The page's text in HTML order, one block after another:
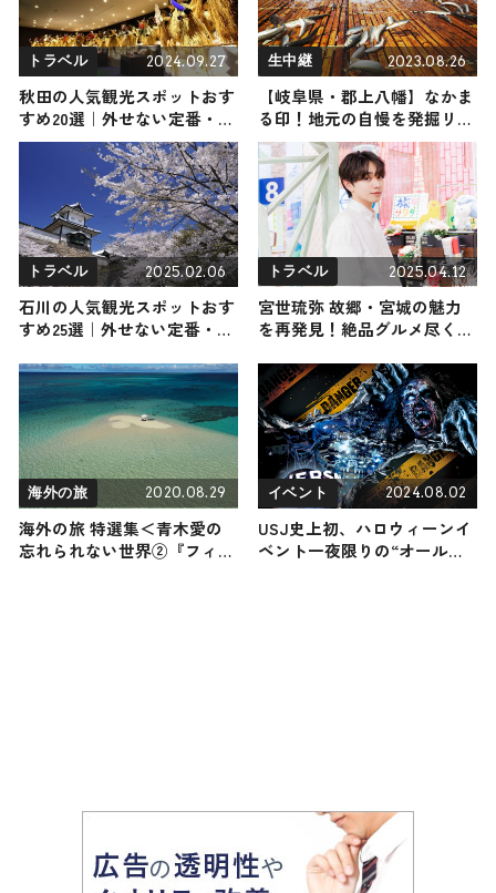
トラベル 2024.09.27
秋田の人気観光スポットおす
すめ20選｜外せない定番・名
所から穴場まで見どころ満載
の観光地を紹介
生中継 2023.08.26
【岐阜県・郡上八幡】なかま
る印！地元の自慢を発掘リポ
ート
トラベル 2025.02.06
石川の人気観光スポットおす
すめ25選｜外せない定番・名
の観光地を紹介
トラベル 2025.04.12
宮世琉弥 故郷・宮城の魅力
を再発見！絶品グルメ尽くし
海外の旅 2020.08.29
海外の旅 特選集＜青木愛の
忘れられない世界②『フィジ
イベント 2024.08.02
USJ史上初、ハロウィーンイ
ベント一夜限りの“オールナ